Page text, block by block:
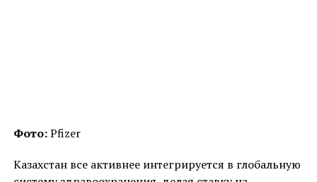
Фото:Pfizer
Казахстан все активнее интегрируется в глобальную